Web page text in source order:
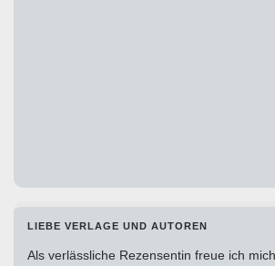
LIEBE VERLAGE UND AUTOREN
Als verlässliche Rezensentin freue ich